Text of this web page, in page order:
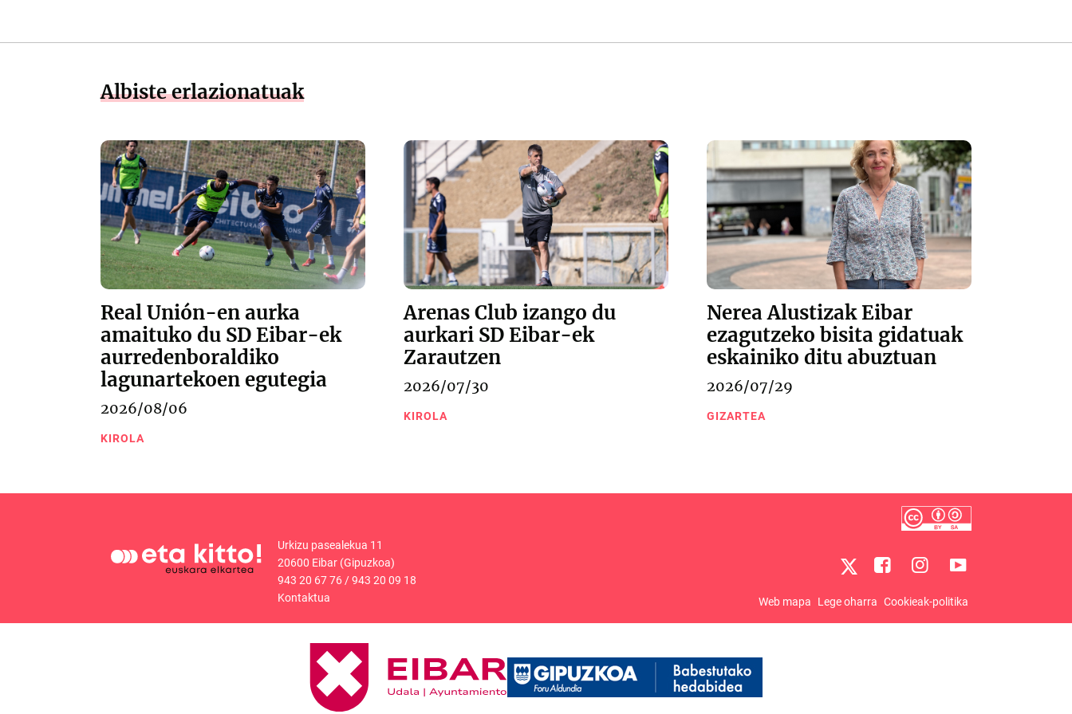
Albiste erlazionatuak
Real Unión-en aurka
amaituko du SD Eibar-ek
aurredenboraldiko
lagunartekoen egutegia
2026/08/06
KIROLA
Arenas Club izango du
aurkari SD Eibar-ek
Zarautzen
2026/07/30
KIROLA
Nerea Alustizak Eibar
ezagutzeko bisita gidatuak
eskainiko ditu abuztuan
2026/07/29
GIZARTEA
Urkizu pasealekua 11
20600 Eibar (Gipuzkoa)
943 20 67 76/943 20 09 18
Kontaktua
Web mapa Lege oharra Cookieak-politika